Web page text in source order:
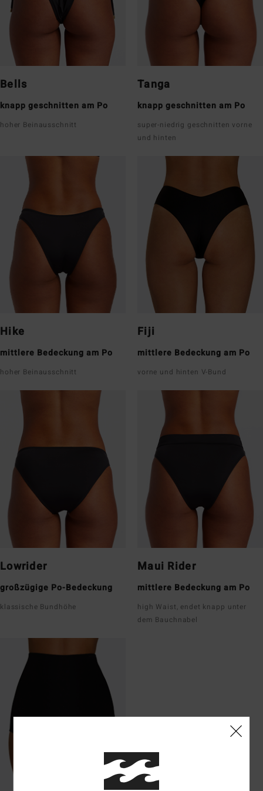
Bells
knapp geschnitten am Po
hoher Beinausschnitt
Tanga
knapp geschnitten am Po
super-niedrig geschnitten vorne
und hinten
Hike
mittlere Bedeckung am Po
hoher Beinausschnitt
Fiji
mittlere Bedeckung am Po
vorne und hinten V-Bund
Lowrider
großzügige Po-Bedeckung
klassische Bundhöhe
Maui Rider
mittlere Bedeckung am Po
high Waist, endet knapp unter
dem Bauchnabel